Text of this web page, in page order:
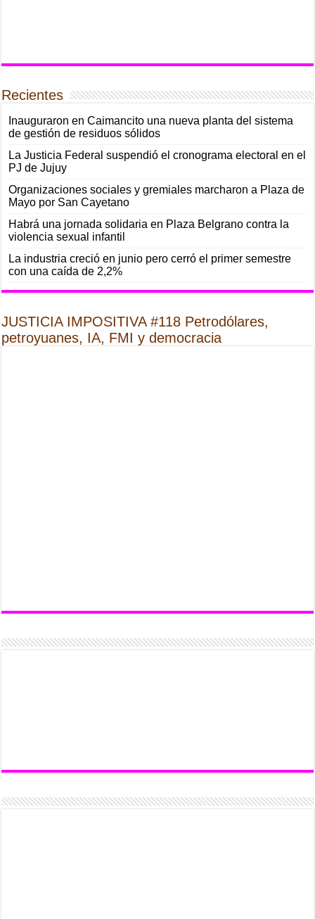
Recientes
Inauguraron en Caimancito una nueva planta del sistema
de gestión de residuos sólidos
La Justicia Federal suspendió el cronograma electoral en el
PJ de Jujuy
Organizaciones sociales y gremiales marcharon a Plaza de
Mayo por San Cayetano
Habrá una jornada solidaria en Plaza Belgrano contra la
violencia sexual infantil
La industria creció en junio pero cerró el primer semestre
con una caída de 2,2%
JUSTICIA IMPOSITIVA #118 Petrodólares,
petroyuanes, IA, FMI y democracia